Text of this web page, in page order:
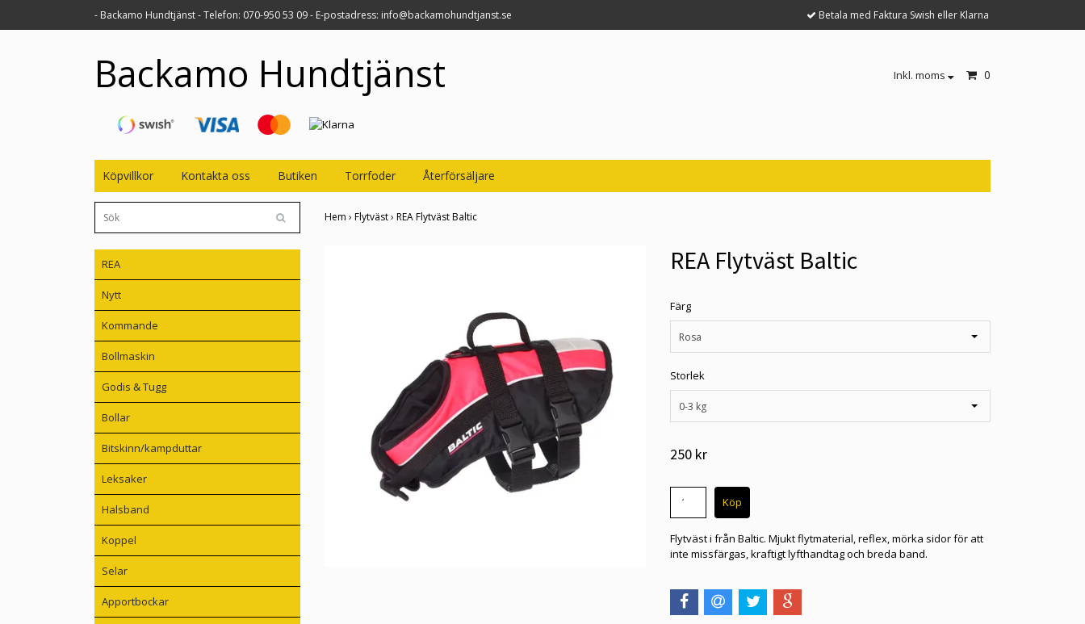
- Backamo Hundtjänst - Telefon: 070-950 53 09 - E-postadress: info@backamohundtjanst.se Betala med Faktura Swish eller Klarna
Backamo Hundtjänst Inkl. moms 0
Köpvillkor Kontakta oss Butiken Torrfoder Återförsäljare
REA
Nytt
Kommande
Bollmaskin
Godis & Tugg
Bollar
Bitskinn/kampduttar
Leksaker
Halsband
Koppel
Selar
Apportbockar
Hem › Flytväst› REA Flytväst Baltic
REA Flytväst Baltic
Färg
Rosa
Storlek
0-3 kg
250 kr
Flytväst i från Baltic. Mjukt flytmaterial, reflex, mörka sidor för att
inte missfärgas, kraftigt lyfthandtag och breda band.